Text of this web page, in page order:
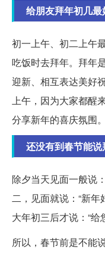
给朋友拜年初几最
初一上午、初二上午
吃饭时去拜年。拜年
迎新、相互表达美好
上午，因为大家都醒
分享新年的喜庆氛围。
还没有到春节能
除夕当天见面一般说
二，见面就说：“新年
大年初三后才说：“给
所以，春节前是不能